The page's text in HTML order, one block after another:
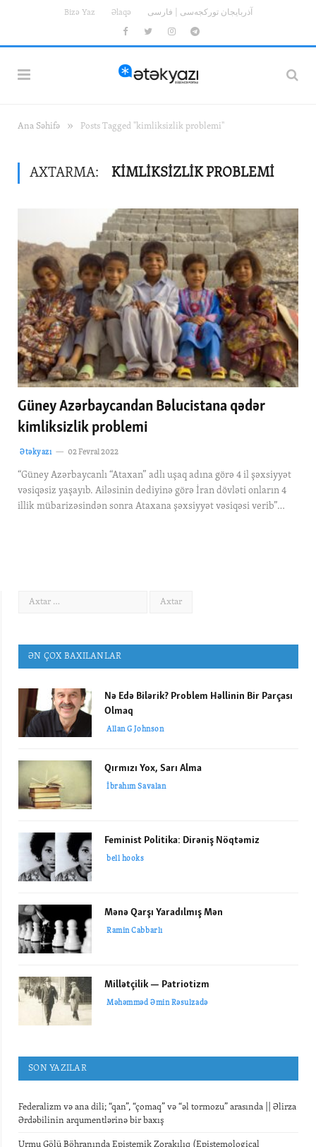
Bizə Yaz Əlaqə آذربایجان تورکجه‌سی | فارسی
FacebookTwitterInstagramTelegram
Ana Səhifə » Posts Tagged "kimliksizlik problemi"
AXTARMA: KIMLIKSIZLIK PROBLEMI
Güney Azərbaycandan Bəlucistana qədər
kimliksizlik problemi
Ətəkyazı 02 Fevral 2022
“Güney Azərbaycanlı “Ataxan” adlı uşaq adına görə 4 il şəxsiyyət
vəsiqəsiz yaşayıb. Ailəsinin dediyinə görə İran dövləti onların 4
illik mübarizəsindən sonra Ataxana şəxsiyyət vəsiqəsi verib”…
ƏN ÇOX BAXILANLAR
Nə Edə Bilərik? Problem Həllinin Bir Parçası
Olmaq
Allan G Johnson
Qırmızı Yox, Sarı Alma
İbrahım Savalan
Feminist Politika: Dirəniş Nöqtəmiz
bell hooks
Mənə Qarşı Yaradılmış Mən
Ramin Cabbarlı
Millətçilik — Patriotizm
Məhəmməd Əmin Rəsulzadə
SON YAZILAR
Federalizm və ana dili; “qan”, “çomaq” və “əl tormozu” arasında || Əlirza
Ərdəbilinin arqumentlərinə bir baxış
Urmu Gölü Böhranında Epistemik Zorakılıq (Epistemological